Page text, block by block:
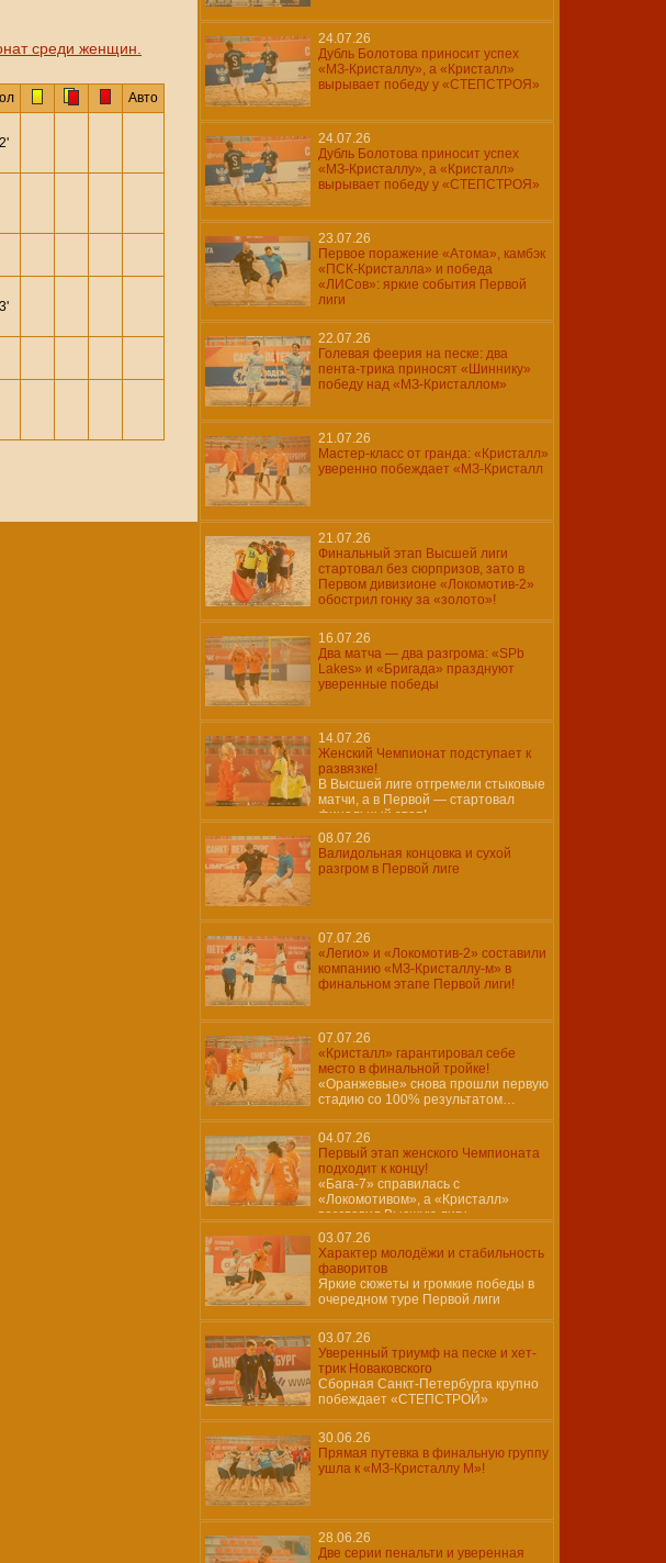
среди женщин.
Авто
2'
3'
24.07.26
Дубль Болотова приносит успех
«МЗ-Кристаллу», а «Кристалл»
вырывает победу у «СТЕПСТРОЯ»
24.07.26
Дубль Болотова приносит успех
«МЗ-Кристаллу», а «Кристалл»
вырывает победу у «СТЕПСТРОЯ»
23.07.26
Первое поражение «Атома», камбэк
«ПСК-Кристалла» и победа
«ЛИСов»: яркие события Первой
лиги
22.07.26
Голевая феерия на песке: два
пента-трика приносят «Шиннику»
победу над «МЗ-Кристаллом»
21.07.26
Мастер-класс от гранда: «Кристалл»
уверенно побеждает «МЗ-Кристалл
21.07.26
Финальный этап Высшей лиги
стартовал без сюрпризов, зато в
Первом дивизионе «Локомотив-2»
обострил гонку за «золото»!
16.07.26
Два матча — два разгрома: «SPb
Lakes» и «Бригада» празднуют
уверенные победы
14.07.26
Женский Чемпионат подступает к
развязке!
В Высшей лиге отгремели стыковые
матчи, а в Первой — стартовал
финальный этап!
08.07.26
Валидольная концовка и сухой
разгром в Первой лиге
07.07.26
«Легио» и «Локомотив-2» составили
компанию «МЗ-Кристаллу-м» в
финальном этапе Первой лиги!
07.07.26
«Кристалл» гарантировал себе
место в финальной тройке!
«Оранжевые» снова прошли первую
стадию со 100% результатом…
04.07.26
Первый этап женского Чемпионата
подходит к концу!
«Бага-7» справилась с
«Локомотивом», а «Кристалл»
возглавил Высшую лигу
03.07.26
Характер молодёжи и стабильность
фаворитов
Яркие сюжеты и громкие победы в
очередном туре Первой лиги
03.07.26
Уверенный триумф на песке и хет-
трик Новаковского
Сборная Санкт-Петербурга крупно
побеждает «СТЕПСТРОЙ»
30.06.26
Прямая путевка в финальную группу
ушла к «МЗ-Кристаллу М»!
28.06.26
Две серии пенальти и уверенная